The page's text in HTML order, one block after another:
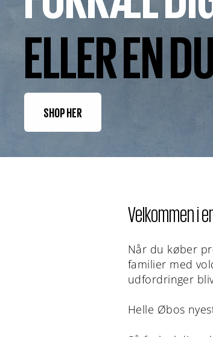
ELLER EN
SHOP HER
Velkommen i
Når du køber
familier med
udfordringer
Helle Øbos